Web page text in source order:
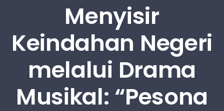
Menyisir
Keindahan Negeri
melalui Drama
Musikal: “Pesona